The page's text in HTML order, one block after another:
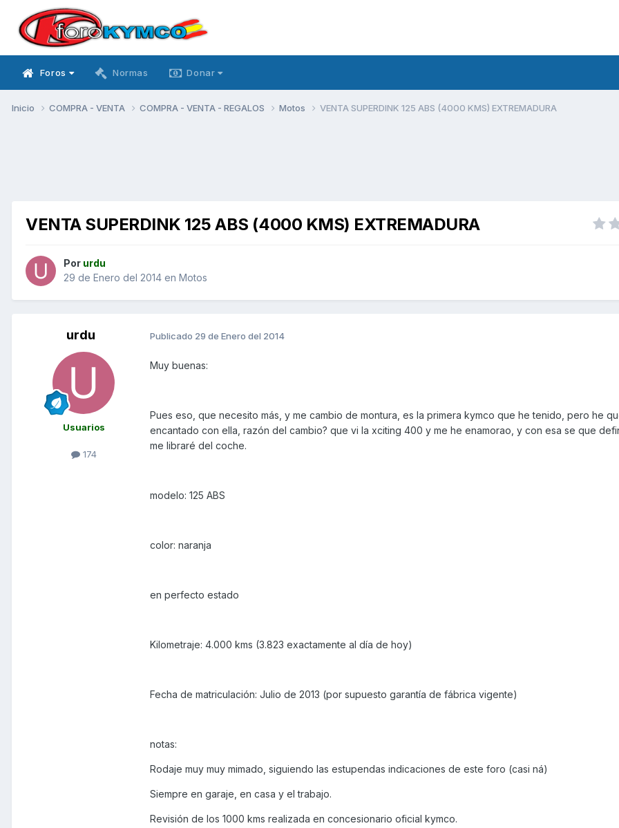
Foros Normas Donar
Inicio COMPRA - VENTA COMPRA - VENTA - REGALOS Motos VENTA SUPERDINK 125 ABS (4000 KMS) EXTREMADURA
VENTA SUPERDINK 125 ABS (4000 KMS) EXTREMADURA
Por urdu
29 de Enero del 2014 en Motos
urdu
Usuarios
174
Publicado 29 de Enero del 2014
Muy buenas:
Pues eso, que necesito más, y me cambio de montura, es la primera kymco que he tenido, pero he
encantado con ella, razón del cambio? que vi la xciting 400 y me he enamorao, y con esa se que
me libraré del coche.
modelo: 125 ABS
color: naranja
en perfecto estado
Kilometraje: 4.000 kms (3.823 exactamente al día de hoy)
Fecha de matriculación: Julio de 2013 (por supuesto garantía de fábrica vigente)
notas:
Rodaje muy muy mimado, siguiendo las estupendas indicaciones de este foro (casi ná)
Siempre en garaje, en casa y el trabajo.
Revisión de los 1000 kms realizada en concesionario oficial kymco.